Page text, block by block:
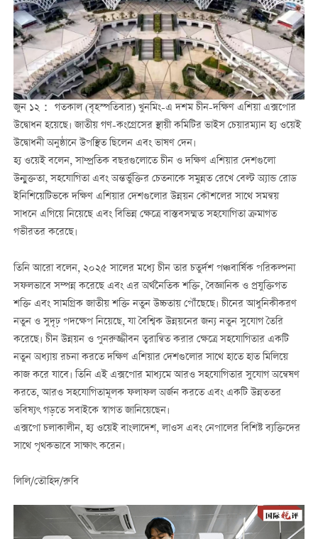
জুন ১২： গতকাল (বৃহস্পতিবার) খুনমিং-এ দশম চীন-দক্ষিণ এশিয়া এক্সপোর
উদ্বোধন হয়েছে। জাতীয় গণ-কংগ্রেসের স্থায়ী কমিটির ভাইস চেয়ারম্যান হ্য ওয়েই
উদ্বোধনী অনুষ্ঠানে উপস্থিত ছিলেন এবং ভাষণ দেন।
হ্য ওয়েই বলেন, সাম্প্রতিক বছরগুলোতে চীন ও দক্ষিণ এশিয়ার দেশগুলো
উন্মুক্ততা, সহযোগিতা এবং অন্তর্ভুক্তির চেতনাকে সমুন্নত রেখে বেল্ট অ্যান্ড রোড
ইনিশিয়েটিভকে দক্ষিণ এশিয়ার দেশগুলোর উন্নয়ন কৌশলের সাথে সমন্বয়
সাধনে এগিয়ে নিয়েছে এবং বিভিন্ন ক্ষেত্রে বাস্তবসম্মত সহযোগিতা ক্রমাগত
গভীরতর করেছে।
তিনি আরো বলেন, ২০২৫ সালের মধ্যে চীন তার চতুর্দশ পঞ্চবার্ষিক পরিকল্পনা
সফলভাবে সম্পন্ন করেছে এবং এর অর্থনৈতিক শক্তি, বৈজ্ঞানিক ও প্রযুক্তিগত
শক্তি এবং সামগ্রিক জাতীয় শক্তি নতুন উচ্চতায় পৌঁছেছে। চীনের আধুনিকীকরণ
নতুন ও সুদৃঢ় পদক্ষেপ নিয়েছে, যা বৈশ্বিক উন্নয়নের জন্য নতুন সুযোগ তৈরি
করেছে। চীন উন্নয়ন ও পুনরুজ্জীবন ত্বরান্বিত করার ক্ষেত্রে সহযোগিতার একটি
নতুন অধ্যায় রচনা করতে দক্ষিণ এশিয়ার দেশগুলোর সাথে হাতে হাত মিলিয়ে
কাজ করে যাবে। তিনি এই এক্সপোর মাধ্যমে আরও সহযোগিতার সুযোগ অন্বেষণ
করতে, আরও সহযোগিতামূলক ফলাফল অর্জন করতে এবং একটি উন্নততর
ভবিষ্যৎ গড়তে সবাইকে স্বাগত জানিয়েছেন।
এক্সপো চলাকালীন, হ্য ওয়েই বাংলাদেশ, লাওস এবং নেপালের বিশিষ্ট ব্যক্তিদের
সাথে পৃথকভাবে সাক্ষাৎ করেন।
লিলি/তৌহিদ/রুবি